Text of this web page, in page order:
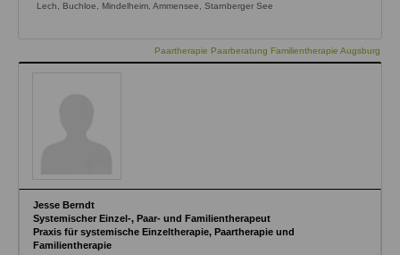
Lech, Buchloe, Mindelheim, Ammensee, Starnberger See
Paartherapie Paarberatung Familientherapie Augsburg
Jesse Berndt
Systemischer Einzel-, Paar- und Familientherapeut
Praxis für systemische Einzeltherapie, Paartherapie und
Familientherapie